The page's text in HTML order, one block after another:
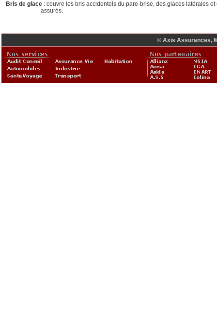
Bris de glace : couvre les bris accidentels du pare-brise, des glaces latérales
assurés.
© Axis Assurances,